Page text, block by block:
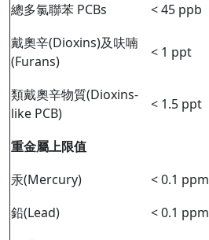
總多氯聯苯 PCBs
< 45 ppb
戴奧辛(Dioxins)及呋喃
(Furans)
< 1 ppt
類戴奧辛物質(Dioxins-
like PCB)
< 1.5 ppt
重金屬上限值
汞(Mercury)
< 0.1 ppm
鉛(Lead)
< 0.1 ppm